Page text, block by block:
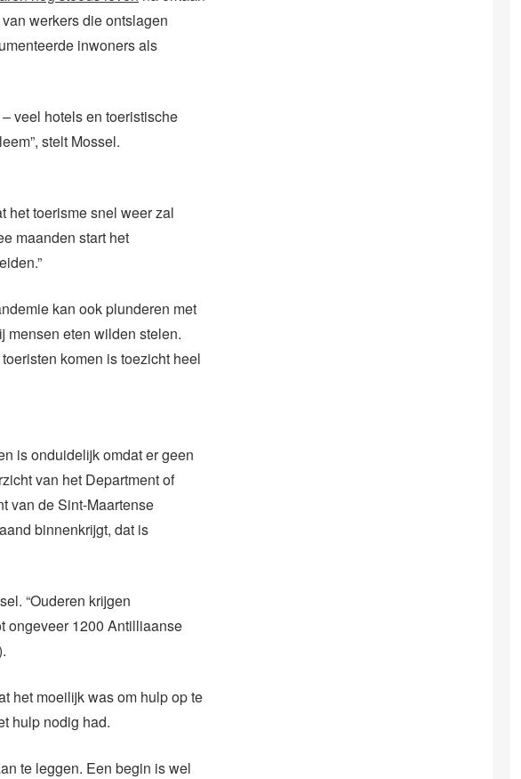
werkers die ontslagen
inwoners als
veel hotels en toeristische
stelt Mossel.
het toerisme snel weer zal
maanden start het
kan ook plunderen met
mensen eten wilden stelen.
komen is toezicht heel
is onduidelijk omdat er geen
van het Department of
van de Sint-Maartense
binnenkrijgt, dat is
“Ouderen krijgen
ongeveer 1200 Antilliaanse
het moeilijk was om hulp op te
hulp nodig had.
te leggen. Een begin is wel